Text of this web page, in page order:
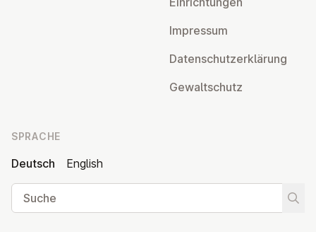
Impressum
Da­ten­schutz­er­klä­rung
Ge­walt­schutz
SPRACHE
Deutsch
English
Suche